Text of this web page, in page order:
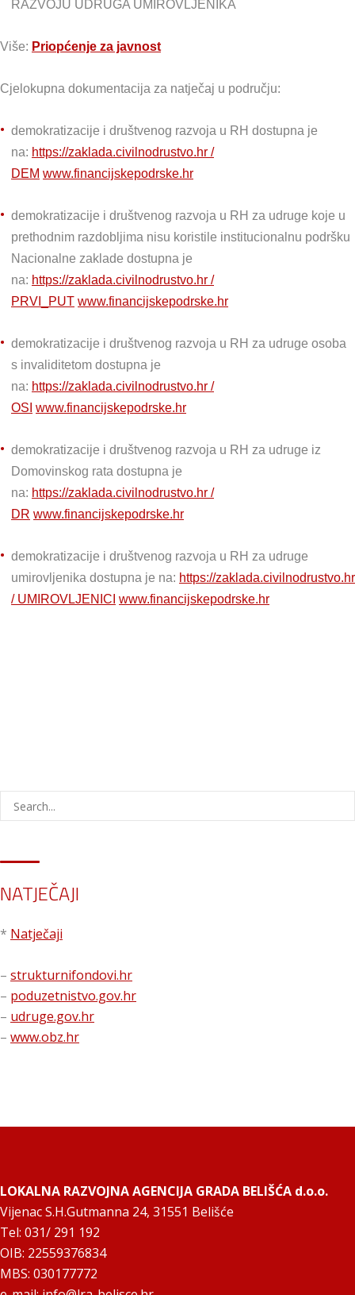
RAZVOJU UDRUGA UMIROVLJENIKA
Više: Priopćenje za javnost
Cjelokupna dokumentacija za natječaj u području:
demokratizacije i društvenog razvoja u RH dostupna je
na: https://zaklada.civilnodrustvo.hr /
DEM www.financijskepodrske.hr
demokratizacije i društvenog razvoja u RH za udruge koje u
prethodnim razdobljima nisu koristile institucionalnu podršku
Nacionalne zaklade dostupna je
na: https://zaklada.civilnodrustvo.hr /
PRVI_PUT www.financijskepodrske.hr
demokratizacije i društvenog razvoja u RH za udruge osoba
s invaliditetom dostupna je
na: https://zaklada.civilnodrustvo.hr /
OSI www.financijskepodrske.hr
demokratizacije i društvenog razvoja u RH za udruge iz
Domovinskog rata dostupna je
na: https://zaklada.civilnodrustvo.hr /
DR www.financijskepodrske.hr
demokratizacije i društvenog razvoja u RH za udruge
umirovljenika dostupna je na: https://zaklada.civilnodrustvo.hr
/ UMIROVLJENICI www.financijskepodrske.hr
NATJEČAJI
* Natječaji
– strukturnifondovi.hr
– poduzetnistvo.gov.hr
– udruge.gov.hr
– www.obz.hr
LOKALNA RAZVOJNA AGENCIJA GRADA BELIŠĆA d.o.o.
Vijenac S.H.Gutmanna 24, 31551 Belišće
Tel: 031/ 291 192
OIB: 22559376834
MBS: 030177772